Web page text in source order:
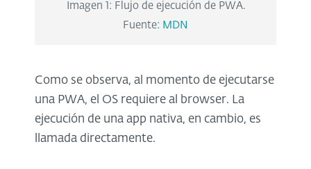
Imagen 1: Flujo de ejecución de PWA.
Fuente: MDN
Como se observa, al momento de ejecutarse
una PWA, el OS requiere al browser. La
ejecución de una app nativa, en cambio, es
llamada directamente.